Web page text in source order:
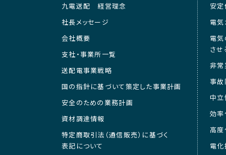
九電送配 経営理念
社長メッセージ
会社概要
支社・事業所一覧
送配電事業戦略
国の指針に基づいて策定した事業計画
安全のための業務計画
資材調達情報
特定商取引法（通信販売）に基づく
表記について
安
電気
電気
させ
非常
事故
中立
効
高
電